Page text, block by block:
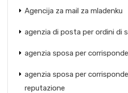
Agencija za mail za mladenku
agenzia di posta per ordini di
agenzia sposa per
agenzia sposa per
reputazione